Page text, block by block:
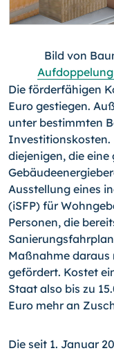
Bild von
Die förderfähigen
Euro gestiegen.
unter bestimmten
Investitionskosten.
diejenigen, die
Ausstellung eines
(iSFP) für
Personen, die
Maßnahme daraus
gefördert. Kostet
Staat also bis zu
Euro mehr an
Die seit 1. Januar